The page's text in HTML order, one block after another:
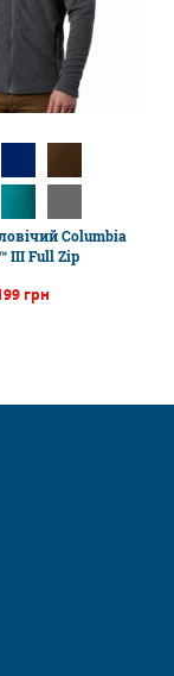
Columbia
III Full Zip
грн